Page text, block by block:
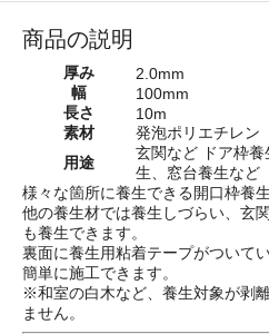
商品の説明
厚み
2.0mm
幅
100mm
長さ
10m
素材
発泡ポリエチレン
用途
玄関など ドア枠
生、窓台養生など
様々な箇所に養生できる開口枠養生
他の養生材では養生しづらい、玄
も養生できます。
裏面に養生用粘着テープがついて
簡単に施工できます。
※和室の白木など、養生対象が剥
ません。